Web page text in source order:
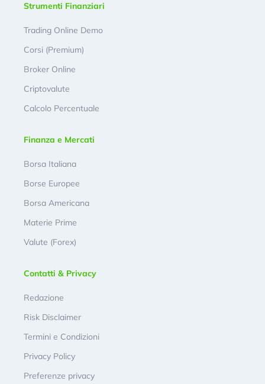
Strumenti Finanziari
Trading Online Demo
Corsi (Premium)
Broker Online
Criptovalute
Calcolo Percentuale
Finanza e Mercati
Borsa Italiana
Borse Europee
Borsa Americana
Materie Prime
Valute (Forex)
Contatti & Privacy
Redazione
Risk Disclaimer
Termini e Condizioni
Privacy Policy
Preferenze privacy